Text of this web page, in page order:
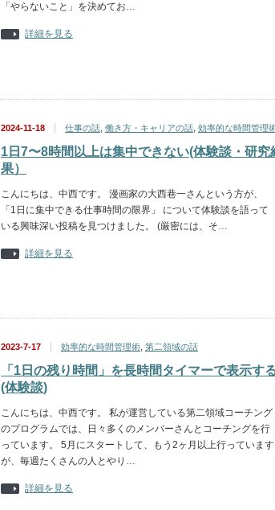
「やらないこと」を決めてお…
詳細を見る
2024-11-18 仕事の話 働き方・キャリアの話 効率的な時間管理
1日7〜8時間以上は集中できない(体験談・研究
果）
こんにちは、中西です。 漫画家の大西巷一さんという方が、
「1日に集中できる仕事時間の限界」 について体験談を語って
いる興味深い投稿を見つけました。 (厳密には、そ…
詳細を見る
2023-7-17 効率的な時間管理術 第二領域の話
「1日の残り時間」を長時間タイマーで表示す
(体験談)
こんにちは、中西です。 私が運営している第二領域コーチング
のプログラムでは、日々多くのメンバーさんとコーチングを行
っています。 5月にスタートして、もう2ヶ月以上行っています
が、毎週たくさんの人とやり…
詳細を見る